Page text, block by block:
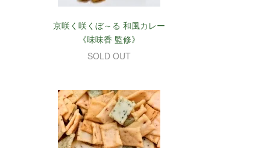
京咲く咲くぼ～る 和風カレー
《味味香 監修》
SOLD OUT